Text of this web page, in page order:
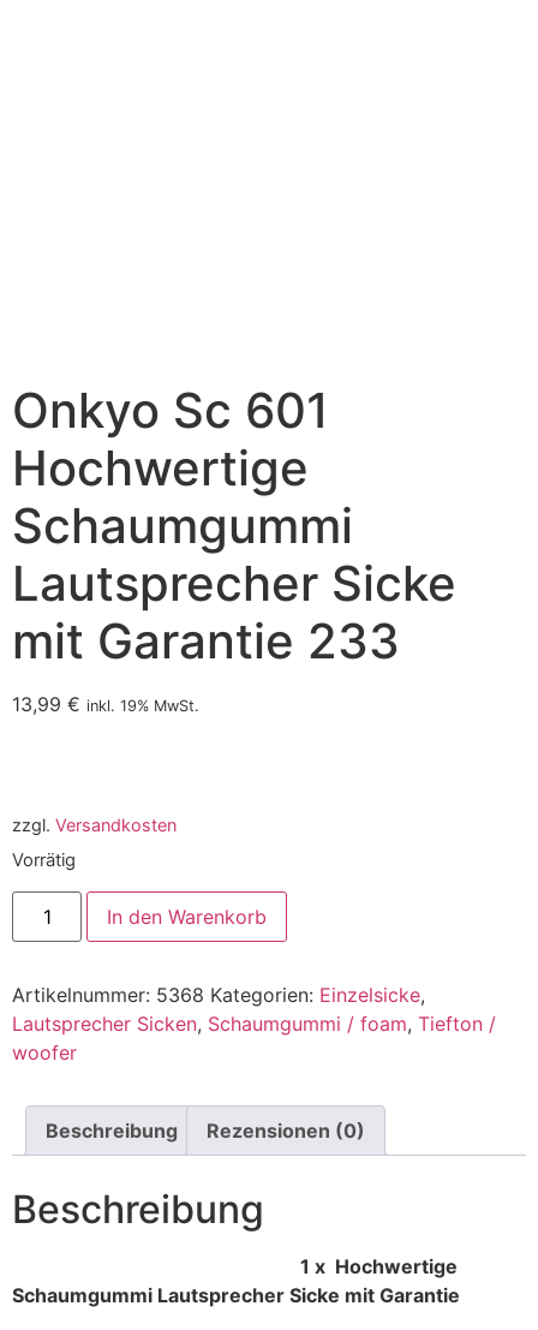
Onkyo Sc 601
Hochwertige
Schaumgummi
Lautsprecher Sicke
mit Garantie 233
13,99 € inkl. 19% MwSt.
zzgl. Versandkosten
Vorrätig
In den Warenkorb
Artikelnummer: 5368 Kategorien: Einzelsicke,
Lautsprecher Sicken, Schaumgummi / foam, Tiefton /
woofer
Beschreibung Rezensionen (0)
Beschreibung
1 x Hochwertige
Schaumgummi Lautsprecher Sicke mit Garantie